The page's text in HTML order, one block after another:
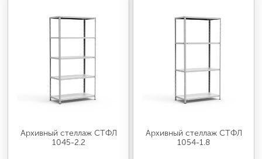
Архивный стеллаж СТФЛ
1045-2.2
Архивный стеллаж СТФЛ
1054-1.8